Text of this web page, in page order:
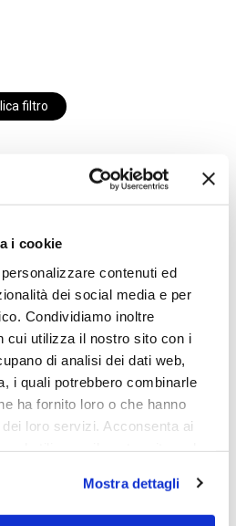
i cookie
contenuti ed
dei social media e per
Condividiamo inoltre
cui utilizza il nostro sito con i
di analisi dei dati web,
i quali potrebbero combinarle
ha fornito loro o che hanno
loro servizi. Acconsenta ai
Mostra dettagli
filtro
disponibili per la